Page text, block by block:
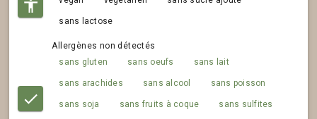
sans lactose
Allergènes non détectés
sans gluten
sans oeufs sans lait
sans arachides sans alcool sans poisson
sans soja sans fruits à coque sans sulfites